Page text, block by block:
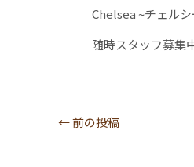
Chelsea ~チェル
随時スタッフ募集
←前の投稿